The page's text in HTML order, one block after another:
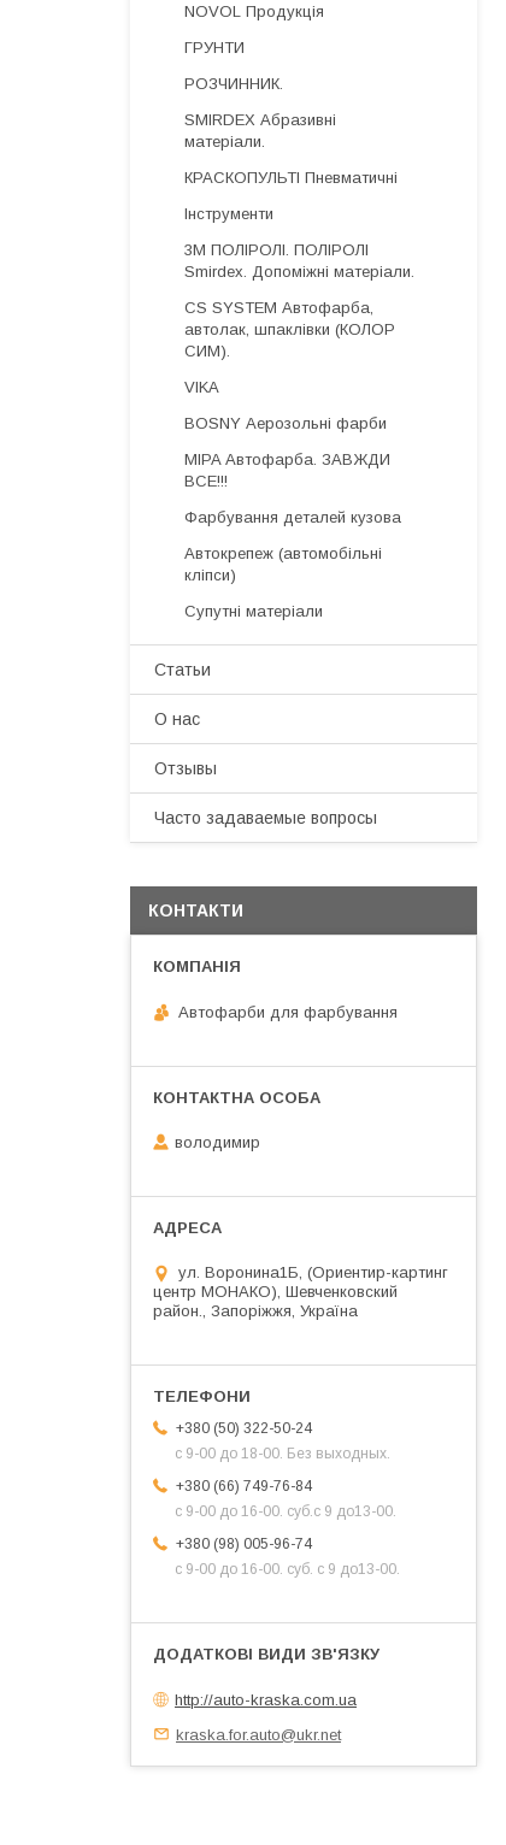
NOVOL Продукція
ГРУНТИ
РОЗЧИННИК.
SMIRDEX Абразивні
матеріали.
КРАСКОПУЛЬТІ Пневматичні
Інструменти
3М ПОЛІРОЛІ. ПОЛІРОЛІ
Smirdex. Допоміжні матеріали.
CS SYSTEM Автофарба,
автолак, шпаклівки (КОЛОР
СИМ).
VIKA
BOSNY Аерозольні фарби
MIPA Автофарба. ЗАВЖДИ
ВСЕ!!!
Фарбування деталей кузова
Автокрепеж (автомобільні
кліпси)
Супутні матеріали
Статьи
О нас
Отзывы
Часто задаваемые вопросы
КОНТАКТИ
Автофарби для фарбування
володимир
ул. Воронина1Б, (Ориентир-картинг
центр МОНАКО), Шевченковский
район., Запоріжжя, Україна
+380 (50) 322-50-24
с 9-00 до 18-00. Без выходных.
+380 (66) 749-76-84
с 9-00 до 16-00. суб.с 9 до13-00.
+380 (98) 005-96-74
с 9-00 до 16-00. суб. с 9 до13-00.
http://auto-kraska.com.ua
kraska.for.auto@ukr.net